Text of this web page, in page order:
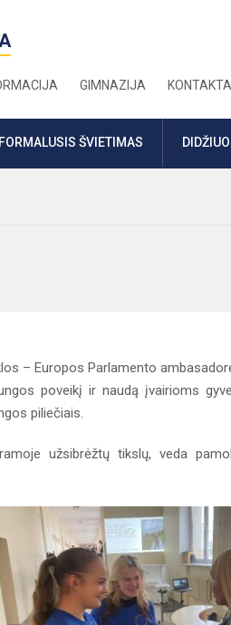
GIMNAZIJA KONTAKTAI
ŠVIETIMAS
– Europos Parlamento
poveikį ir naudą įvairioms
piliečiais.
užsibrėžtų tikslų, veda